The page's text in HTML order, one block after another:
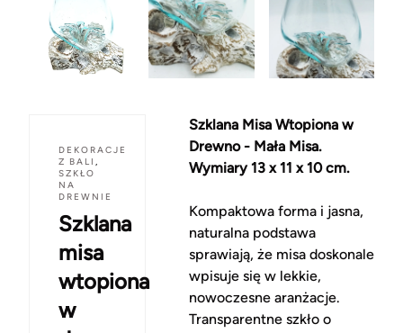
DEKORACJE
Z BALI ,
SZKŁO
NA
DREWNIE
Szklana
misa
wtopiona
w
Szklana Misa Wtopiona w
Drewno - Mała Misa.
Wymiary 13 x 11 x 10 cm.
Kompaktowa forma i jasna,
naturalna podstawa
sprawiają, że misa doskonale
wpisuje się w lekkie,
nowoczesne aranżacje.
Transparentne szkło o